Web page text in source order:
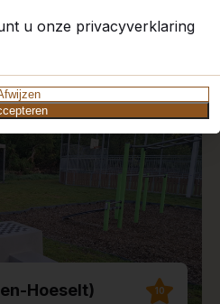
u onze privacyverklaring
Hoeselt) 10